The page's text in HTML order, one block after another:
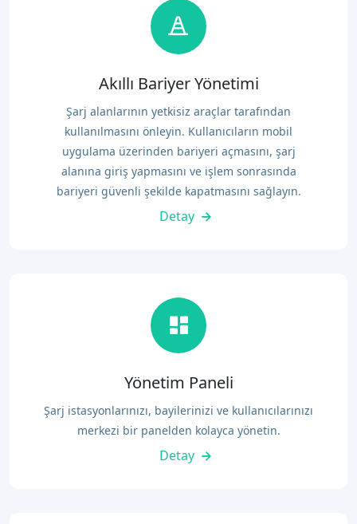
Akıllı Bariyer Yönetimi
Şarj alanlarının yetkisiz araçlar tarafından
kullanılmasını önleyin. Kullanıcıların mobil
uygulama üzerinden bariyeri açmasını, şarj
alanına giriş yapmasını ve işlem sonrasında
bariyeri güvenli şekilde kapatmasını sağlayın.
Detay
Yönetim Paneli
Şarj istasyonlarınızı, bayilerinizi ve kullanıcılarınızı
merkezi bir panelden kolayca yönetin.
Detay